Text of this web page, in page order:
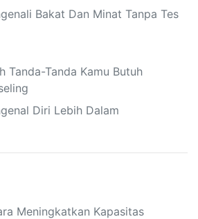
Bakat Dan Minat Tanpa Tes
Tanda-Tanda Kamu Butuh
Diri Lebih Dalam
Meningkatkan Kapasitas